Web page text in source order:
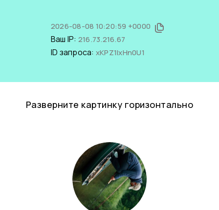
2026-08-08 10:20:59 +0000
Ваш IP: 216.73.216.67
ID запроса: xKPZ1lxHn0U1
Разверните картинку горизонтально